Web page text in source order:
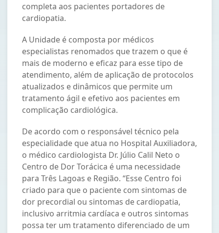
completa aos pacientes portadores de
cardiopatia.
A Unidade é composta por médicos
especialistas renomados que trazem o que é
mais de moderno e eficaz para esse tipo de
atendimento, além de aplicação de protocolos
atualizados e dinâmicos que permite um
tratamento ágil e efetivo aos pacientes em
complicação cardiológica.
De acordo com o responsável técnico pela
especialidade que atua no Hospital Auxiliadora,
o médico cardiologista Dr. Júlio Calil Neto o
Centro de Dor Torácica é uma necessidade
para Três Lagoas e Região. “Esse Centro foi
criado para que o paciente com sintomas de
dor precordial ou sintomas de cardiopatia,
inclusivo arritmia cardíaca e outros sintomas
possa ter um tratamento diferenciado de um